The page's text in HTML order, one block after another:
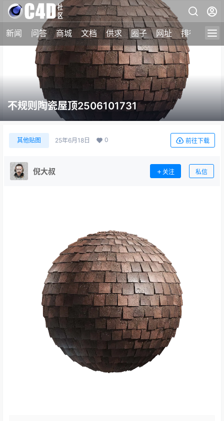
新闻 问答 商城 文档 供求 圈子 网址 排行榜
不规则陶瓷屋顶2506101731
其他贴图 25年6月18日 0 前往下载
倪大叔 关注 私信